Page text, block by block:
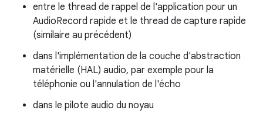
entre le thread de rappel de l'application pour un
AudioRecord rapide et le thread de capture rapide
(similaire au précédent)
dans l'implémentation de la couche d'abstraction
matérielle (HAL) audio, par exemple pour la
téléphonie ou l'annulation de l'écho
dans le pilote audio du noyau